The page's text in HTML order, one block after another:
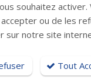
son offre boutique
sourceMagento
souhaitez activer.
ou de les
sur notre site
Tout